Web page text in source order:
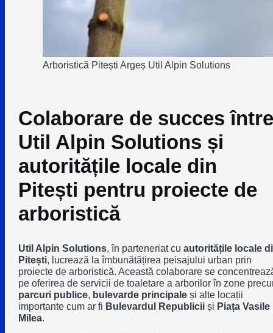
Arboristică Pitești Argeș Util Alpin Solutions
Colaborare de succes între
Util Alpin Solutions și
autoritățile locale din
Pitești pentru proiecte de
arboristică
Util Alpin Solutions, în parteneriat cu autoritățile locale
Pitești, lucrează la îmbunătățirea peisajului urban prin
proiecte de arboristică. Această colaborare se
pe oferirea de servicii de toaletare a arborilor în zone
parcuri publice, bulevarde principaleși alte locații
importante cum ar fi Bulevardul Republiciiși Piața Vasile
Milea.